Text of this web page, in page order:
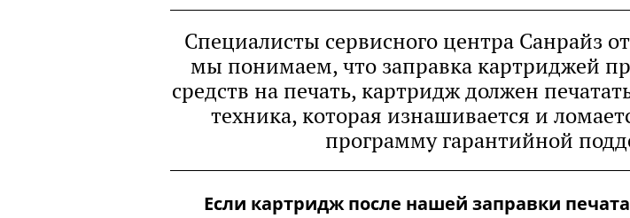
Специалисты сервисного центра Санрайз
мы понимаем, что заправка картриджей
средств на печать, картридж должен
техника, которая изнашивается и
программу гарантийной
Если картридж после нашей заправки